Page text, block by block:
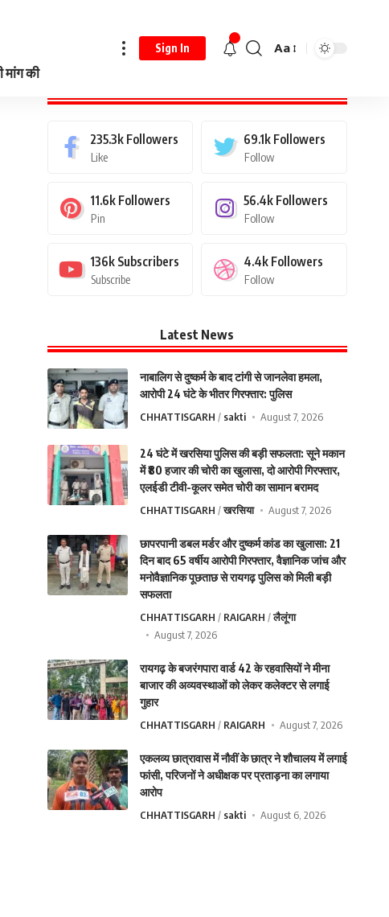
मांग की
Sign In Aa
235.3k Followers
Like
69.1k Followers
Follow
11.6k Followers
Pin
56.4k Followers
Follow
136k Subscribers
Subscribe
4.4k Followers
Follow
Latest News
नाबालिग से दुष्कर्म के बाद टांगी से जानलेवा हमला,
आरोपी 24 घंटे के भीतर गिरफ्तार: पुलिस
CHHATTISGARH sakti August 7, 2026
24 घंटे में खरसिया पुलिस की बड़ी सफलता: सूने मकान
में ₹80 हजार की चोरी का खुलासा, दो आरोपी गिरफ्तार,
एलईडी टीवी-कूलर समेत चोरी का सामान बरामद
CHHATTISGARH खरसिया August 7, 2026
छापरपानी डबल मर्डर और दुष्कर्म कांड का खुलासा: 21
दिन बाद 65 वर्षीय आरोपी गिरफ्तार, वैज्ञानिक जांच और
मनोवैज्ञानिक पूछताछ से रायगढ़ पुलिस को मिली बड़ी
सफलता
CHHATTISGARH RAIGARH
लैलूंगा
August 7, 2026
रायगढ़ के बजरंगपारा वार्ड 42 के रहवासियों ने मीना
बाजार की अव्यवस्थाओं को लेकर कलेक्टर से लगाई
गुहार
CHHATTISGARH RAIGARH August 7, 2026
एकलव्य छात्रावास में नौवीं के छात्र ने शौचालय में लगाई
फांसी, परिजनों ने अधीक्षक पर प्रताड़ना का लगाया
आरोप
CHHATTISGARH sakti August 6, 2026